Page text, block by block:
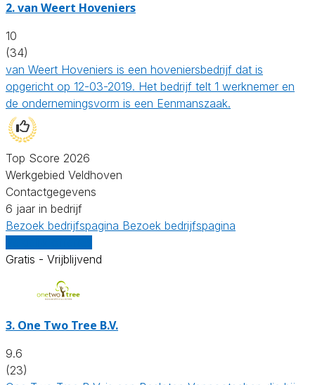
2.van Weert Hoveniers
10
(34)
van Weert Hoveniers is een hoveniersbedrijf dat is
opgericht op 12-03-2019. Het bedrijf telt 1 werknemer en
de ondernemingsvorm is een Eenmanszaak.
Top Score 2026
Werkgebied Veldhoven
Contactgegevens
6 jaar in bedrijf
Bezoek bedrijfspagina Bezoek bedrijfspagina
Gratis - Vrijblijvend
3. One Two Tree B.V.
9.6
(23)